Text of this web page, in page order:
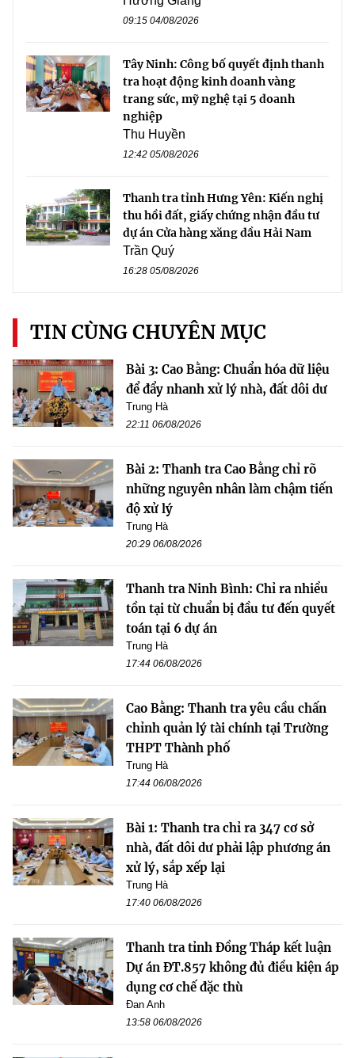
09:15 04/08/2026
Tây Ninh: Công bố quyết định thanh
tra hoạt động kinh doanh vàng
trang sức, mỹ nghệ tại 5 doanh
nghiệp
Thu Huyền
12:42 05/08/2026
Thanh tra tỉnh Hưng Yên: Kiến nghị
thu hồi đất, giấy chứng nhận đầu tư
dự án Cửa hàng xăng dầu Hải Nam
Trần Quý
16:28 05/08/2026
TIN CÙNG CHUYÊN MỤC
Bài 3: Cao Bằng: Chuẩn hóa dữ liệu
để đẩy nhanh xử lý nhà, đất dôi dư
Trung Hà
22:11 06/08/2026
Bài 2: Thanh tra Cao Bằng chỉ rõ
những nguyên nhân làm chậm tiến
độ xử lý
Trung Hà
20:29 06/08/2026
Thanh tra Ninh Bình: Chỉ ra nhiều
tồn tại từ chuẩn bị đầu tư đến quyết
toán tại 6 dự án
Trung Hà
17:44 06/08/2026
Cao Bằng: Thanh tra yêu cầu chấn
chỉnh quản lý tài chính tại Trường
THPT Thành phố
Trung Hà
17:44 06/08/2026
Bài 1: Thanh tra chỉ ra 347 cơ sở
nhà, đất dôi dư phải lập phương án
xử lý, sắp xếp lại
Trung Hà
17:40 06/08/2026
Thanh tra tỉnh Đồng Tháp kết luận
Dự án ĐT.857 không đủ điều kiện áp
dụng cơ chế đặc thù
Đan Anh
13:58 06/08/2026